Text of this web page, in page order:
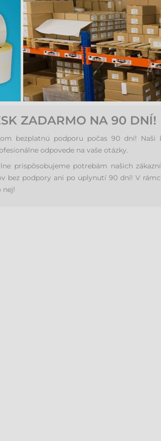
ZADARMO NA 90 DNÍ!
bezplatnú podporu počas 90 dní! Naši
odpovede na vaše otázky.
prispôsobujeme potrebám našich
bez podpory ani po uplynutí 90 dní! V
nej!